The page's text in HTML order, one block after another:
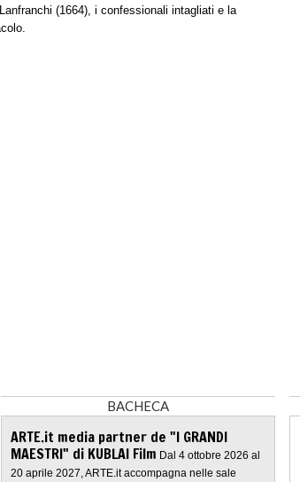
(1664), i confessionali intagliati e la
BACHECA
ARTE.it media partner de "I GRANDI
MAESTRI" di KUBLAI Film Dal 4 ottobre 2026 al
20 aprile 2027, ARTE.it accompagna nelle sale